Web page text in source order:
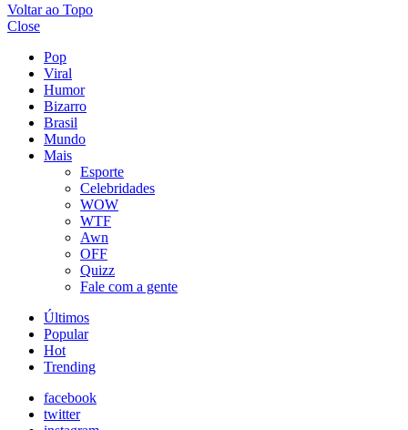
Voltar ao Topo
Close
Pop
Viral
Humor
Bizarro
Brasil
Mundo
Mais
Esporte
Celebridades
WOW
WTF
Awn
OFF
Quizz
Fale com a gente
Últimos
Popular
Hot
Trending
facebook
twitter